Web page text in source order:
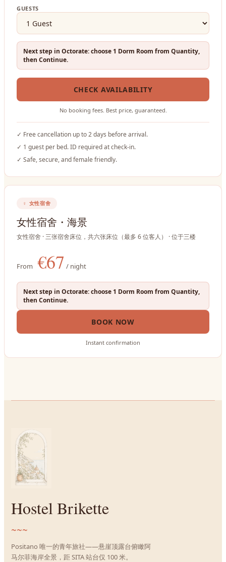
GUESTS
Next step in Octorate: choose 1 Dorm Room from Quantity,
then Continue.
CHECK AVAILABILITY
No booking fees. Best price, guaranteed.
✓ Free cancellation up to 2 days before arrival.
✓ 1 guest per bed. ID required at check-in.
✓ Safe, secure, and female friendly.
♀ 女性宿舍
女性宿舍・海景
女性宿舍 · 三张宿舍床位，共六张床位（最多 6 位客人） · 位于三楼
From €67 / night
Next step in Octorate: choose 1 Dorm Room from Quantity,
then Continue.
BOOK NOW
Instant confirmation
Hostel Brikette
~~~
Positano 唯一的青年旅社——悬崖顶露台俯瞰阿
马尔菲海岸全景，距 SITA 站台仅 100 米。